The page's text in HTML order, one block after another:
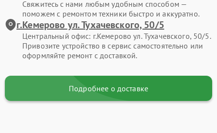
Свяжитесь с нами любым удобным способом —
поможем с ремонтом техники быстро и аккуратно.
г.Кемерово ул. Тухачевского, 50/5
Центральный офис: г.Кемерово ул. Тухачевского, 50/5.
Привозите устройство в сервис самостоятельно или
оформляйте ремонт с доставкой.
Подробнее о доставке